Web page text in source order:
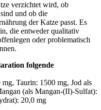
verzichtet wird, ob
und ob die
der Katze passt. Es
die entweder qualitativ
oder problematisch
folgende
Taurin: 1500 mg, Jod als
(als Mangan-(II)-Sulfat):
20,0 mg